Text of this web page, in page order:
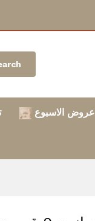
عروض الاسبوع